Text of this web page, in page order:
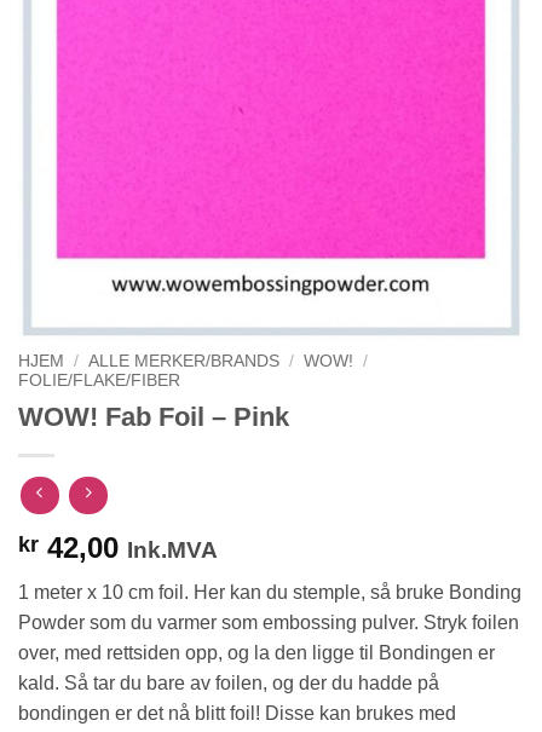
HJEM / ALLE MERKER/BRANDS / WOW!
/
FOLIE/FLAKE/FIBER
WOW! Fab Foil – Pink
kr 42,00 Ink.MVA
1 meter x 10 cm foil. Her kan du stemple, så bruke Bonding
Powder som du varmer som embossing pulver. Stryk foilen
over, med rettsiden opp, og la den ligge til Bondingen er
kald. Så tar du bare av foilen, og der du hadde på
bondingen er det nå blitt foil! Disse kan brukes med